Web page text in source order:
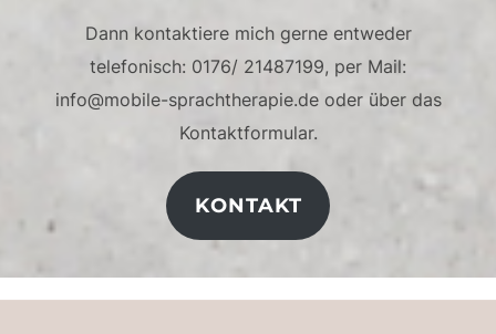
Dann kontaktiere mich gerne entweder
telefonisch: 0176/ 21487199, per Mail:
info@mobile-sprachtherapie.de oder über das
Kontaktformular.
KONTAKT